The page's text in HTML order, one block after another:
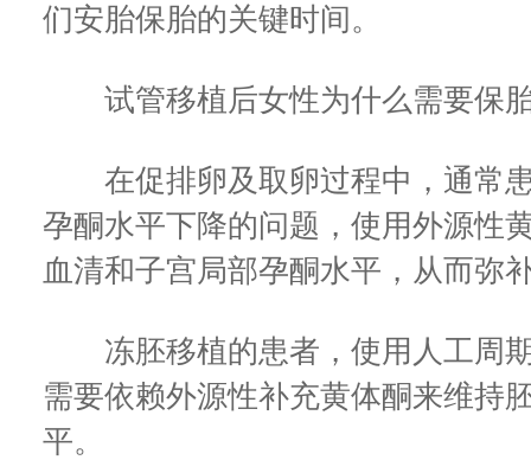
们安胎保胎的关键时间。
试管移植后女性为什么需要保
在促排卵及取卵过程中，通常患
孕酮水平下降的问题，使用外源性
血清和子宫局部孕酮水平，从而弥
冻胚移植的患者，使用人工周期
需要依赖外源性补充黄体酮来维持
平。